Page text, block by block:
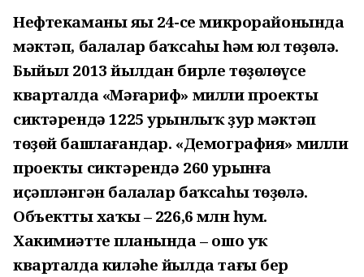
Нефтекаманың яңы 24-се микрорайонында
мәктәп, балалар баҡсаһы һәм юл төҙөлә.
Быйыл 2013 йылдан бирле төҙөлөүсе
кварталда «Мәғариф» милли проекты
сиктәрендә 1225 урынлыҡ ҙур мәктәп
төҙөй башлағандар. «Демография» милли
проекты сиктәрендә 260 урынға
иҫәпләнгән балалар баҡсаһы төҙөлә.
Объекттың хаҡы – 226,6 млн һум.
Хакимиәттең планында – ошо уҡ
кварталда киләһе йылда тағы бер